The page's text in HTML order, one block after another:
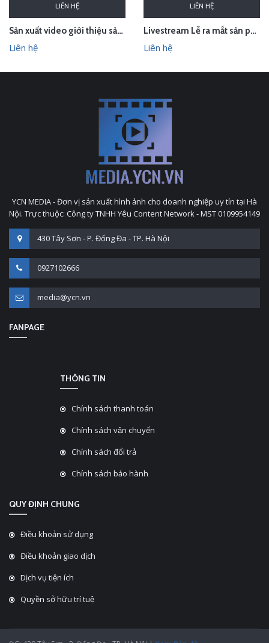
LIÊN HỆ
Sản xuất video giới thiệu sản phẩm Audio Âm thanh Arirang Vietnam
Liên hệ
LIÊN HỆ
Livestream Lễ ra mắt sản phẩm Pink Beauty Herbs
Liên hệ
YCN MEDIA - Đơn vị sản xuất hình ảnh cho doanh nghiệp uy tín tại Hà
Nội. Trực thuộc: Công ty TNHH Yêu Content Network - MST 0109954149
430 Tây Sơn - P. Đống Đa - TP. Hà Nội
0927102666
media@ycn.vn
FANPAGE
THÔNG TIN
Chính sách thanh toán
Chính sách vận chuyển
Chính sách đổi trả
Chính sách bảo hành
QUY ĐỊNH CHUNG
Điều khoản sử dụng
Điều khoản giao dịch
Dịch vụ tiện ích
Quyền sở hữu trí tuệ